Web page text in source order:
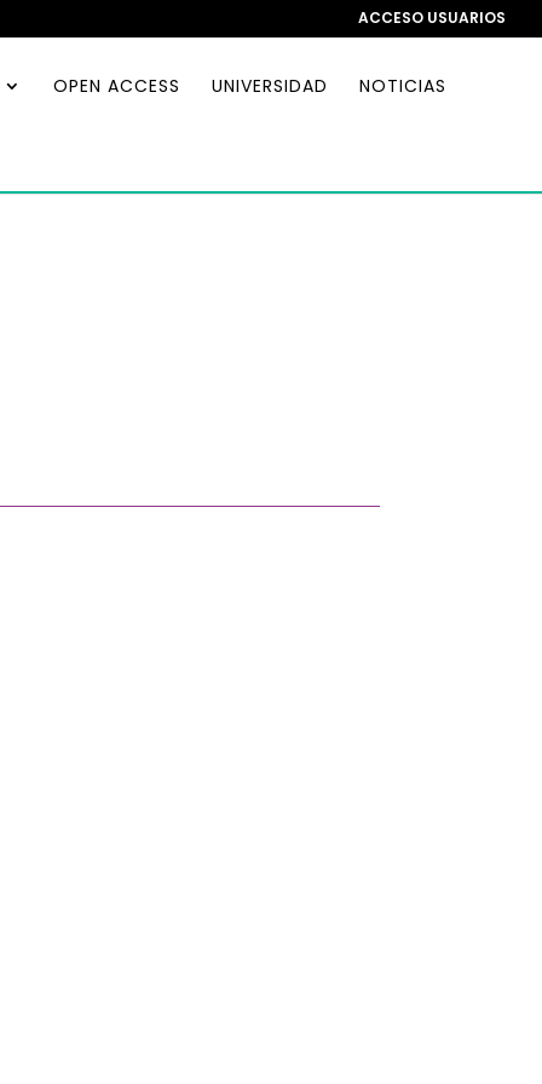
ACCESO USUARIOS
OPEN ACCESS UNIVERSIDAD NOTICIAS